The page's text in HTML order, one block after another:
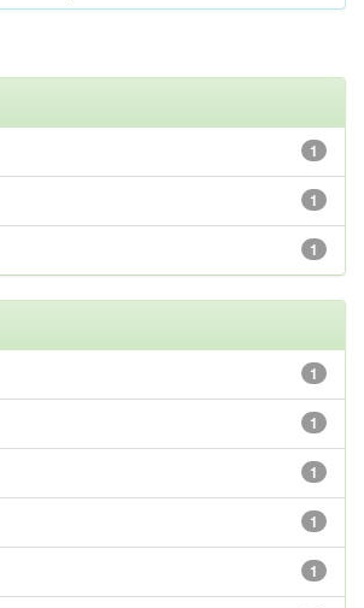
1
1
1
1
1
1
1
1